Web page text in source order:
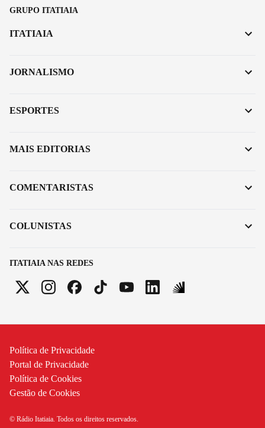
GRUPO ITATIAIA
ITATIAIA NAS REDES
ITATIAIA
JORNALISMO
ESPORTES
MAIS EDITORIAS
COMENTARISTAS
COLUNISTAS
Política de Privacidade
Portal de Privacidade
Política de Cookies
Gestão de Cookies
© Rádio Itatiaia. Todos os direitos reservados.